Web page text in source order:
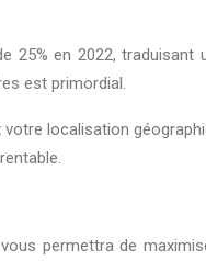
en 2022, traduisant
est primordial.
localisation
permettra de